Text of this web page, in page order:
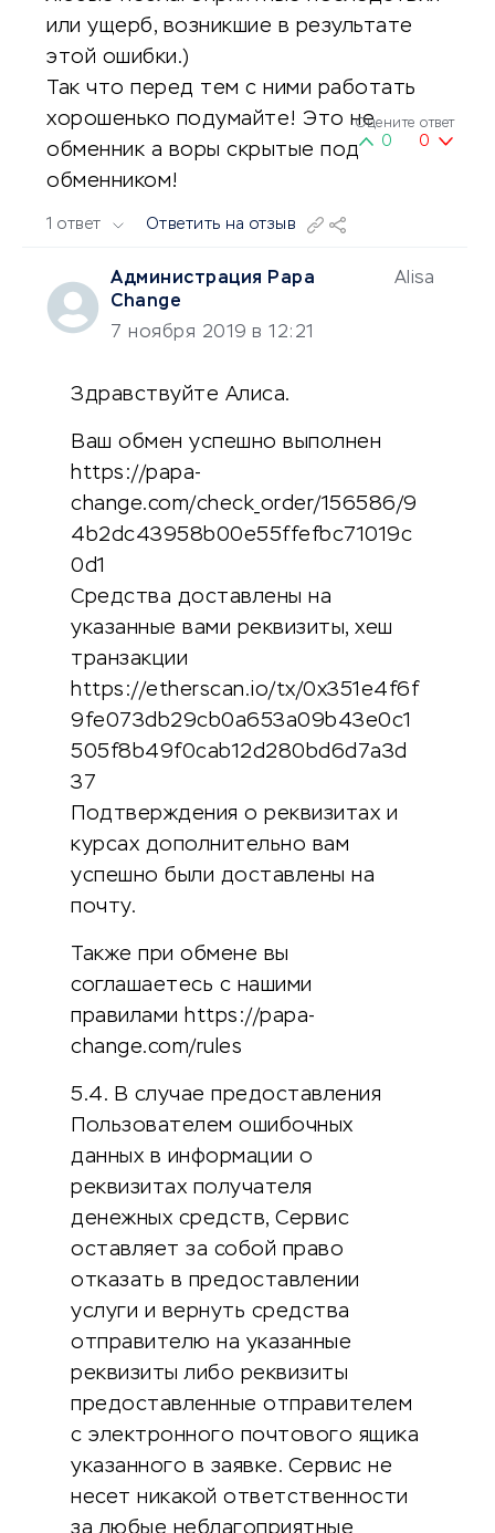
или ущерб, возникшие в результате
этой ошибки.)
Так что перед тем с ними работать
хорошенько подумайте! Это не
обменник а воры скрытые под
обменником!
1 ответ Ответить на отзыв
Администрация Papa
Change
Alisa
7 ноября 2019 в 12:21
Оцените ответ
0 0
Здравствуйте Алиса.
Ваш обмен успешно выполнен
https://papa-
change.com/check_order/156586/9
4b2dc43958b00e55ffefbc71019c
0d1
Средства доставлены на
указанные вами реквизиты, хеш
транзакции
https://etherscan.io/tx/0x351e4f6f
9fe073db29cb0a653a09b43e0c1
505f8b49f0cab12d280bd6d7a3d
37
Подтверждения о реквизитах и
курсах дополнительно вам
успешно были доставлены на
почту.
Также при обмене вы
соглашаетесь с нашими
правилами https://papa-
change.com/rules
5.4. В случае предоставления
Пользователем ошибочных
данных в информации о
реквизитах получателя
денежных средств, Сервис
оставляет за собой право
отказать в предоставлении
услуги и вернуть средства
отправителю на указанные
реквизиты либо реквизиты
предоставленные отправителем
с электронного почтового ящика
указанного в заявке. Сервис не
несет никакой ответственности
за любые неблагоприятные